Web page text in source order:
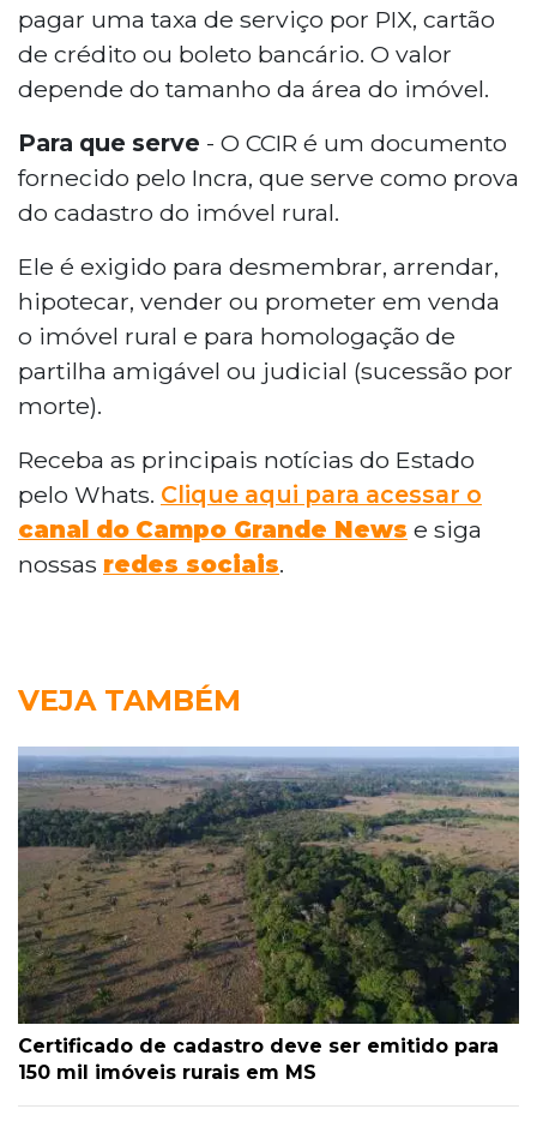
pagar uma taxa de serviço por PIX, cartão
de crédito ou boleto bancário. O valor
depende do tamanho da área do imóvel.
Para que serve - O CCIR é um documento
fornecido pelo Incra, que serve como prova
do cadastro do imóvel rural.
Ele é exigido para desmembrar, arrendar,
hipotecar, vender ou prometer em venda
o imóvel rural e para homologação de
partilha amigável ou judicial (sucessão por
morte).
Receba as principais notícias do Estado
pelo Whats. Clique aqui para acessar o
canal do Campo Grande News e siga
nossas redes sociais.
VEJA TAMBÉM
Certificado de cadastro deve ser emitido para
150 mil imóveis rurais em MS